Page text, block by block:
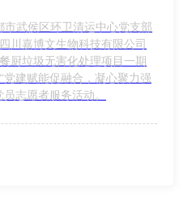
市武侯区环卫清运中心党支部
川嘉博文生物科技有限公司
厨垃圾无害化处理项目一期
党建赋能促融合，凝心聚力强
志愿者服务活动。